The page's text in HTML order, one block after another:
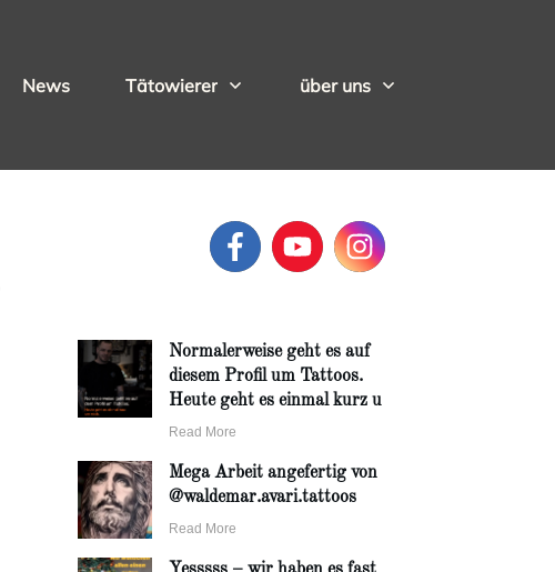
News Tätowierer über uns
Normalerweise geht es auf
diesem Profil um Tattoos.
Heute geht es einmal kurz u
Read More
Mega Arbeit angefertig von
@waldemar.avari.tattoos
Read More